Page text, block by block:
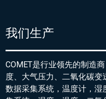
我们生产
COMET是行业领先的制造
度、大气压力、二氧化碳变
数据采集系统，温度计，